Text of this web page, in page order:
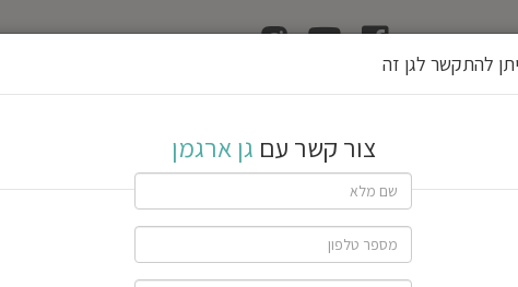
הוצאת רשיון גן
להתקשר לגן זה
צור קשר עם גן ארגמן